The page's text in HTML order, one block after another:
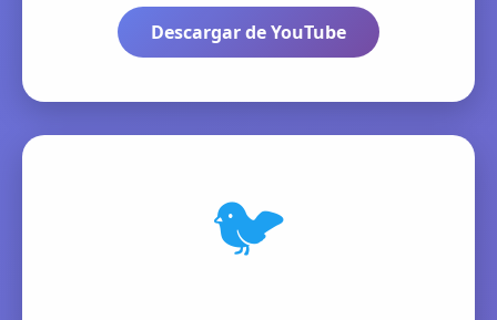
Descargar de YouTube
🐦